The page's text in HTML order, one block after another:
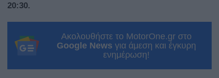
20:30.
Ακολουθήστε το MotorOne.gr στο
Google News για άμεση και έγκυρη
ενημέρωση!